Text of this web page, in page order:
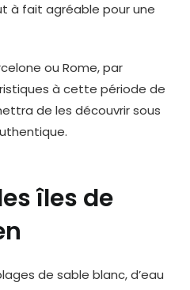
à fait agréable pour une
ou Rome, par
à cette période de
de les découvrir sous
îles de
de sable blanc, d’eau